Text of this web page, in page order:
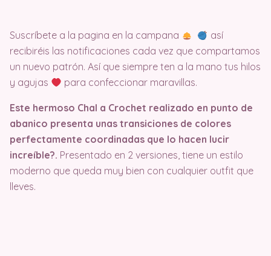
Suscríbete a la pagina en la campana
así
recibiréis las notificaciones cada vez que compartamos
un nuevo patrón. Así que siempre ten a la mano tus hilos
y agujas
para confeccionar maravillas.
Este hermoso Chal a Crochet realizado en punto de
abanico presenta unas transiciones de colores
perfectamente coordinadas que lo hacen lucir
increíble?. Presentado en 2 versiones, tiene un estilo
moderno que queda muy bien con cualquier outfit que
lleves.